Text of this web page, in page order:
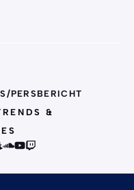
PERSBERICHT
&